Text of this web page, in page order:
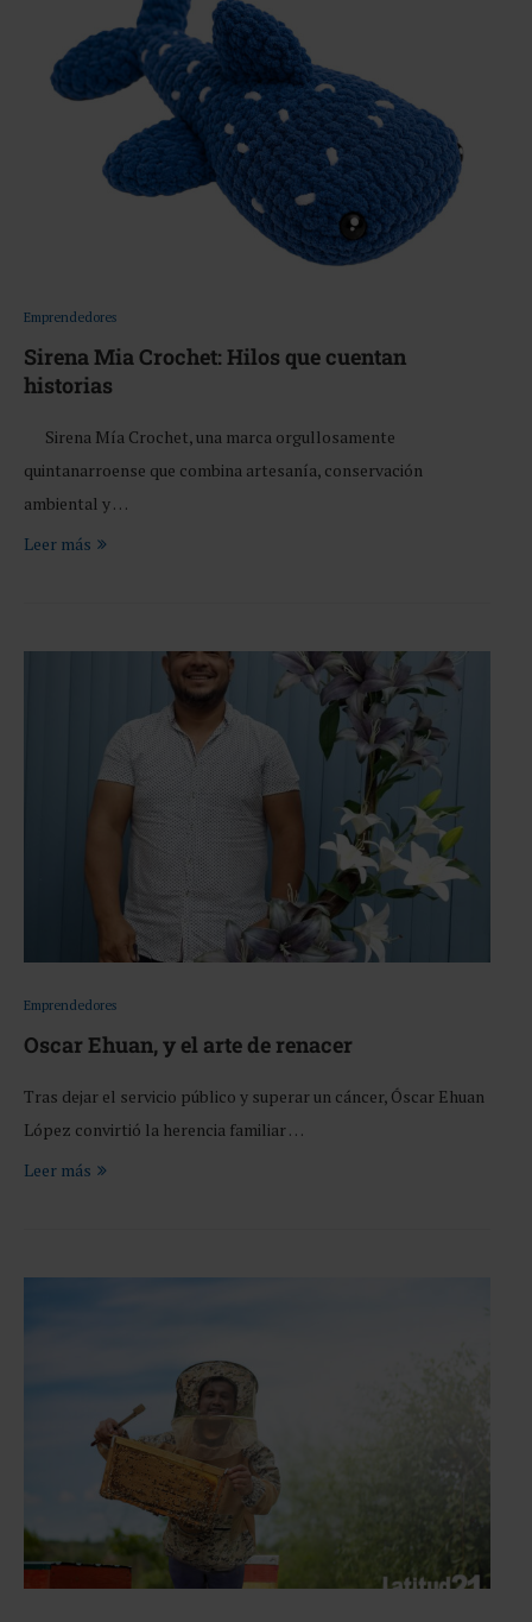
Emprendedores
Sirena Mia Crochet: Hilos que cuentan
historias
Sirena Mía Crochet, una marca orgullosamente
quintanarroense que combina artesanía, conservación
ambiental y …
Leer más
Emprendedores
Oscar Ehuan, y el arte de renacer
Tras dejar el servicio público y superar un cáncer, Óscar Ehuan
López convirtió la herencia familiar …
Leer más